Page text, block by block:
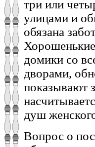
три или
улицами и
обязана
домики со
дворами,
показывают
душ
Вопрос о